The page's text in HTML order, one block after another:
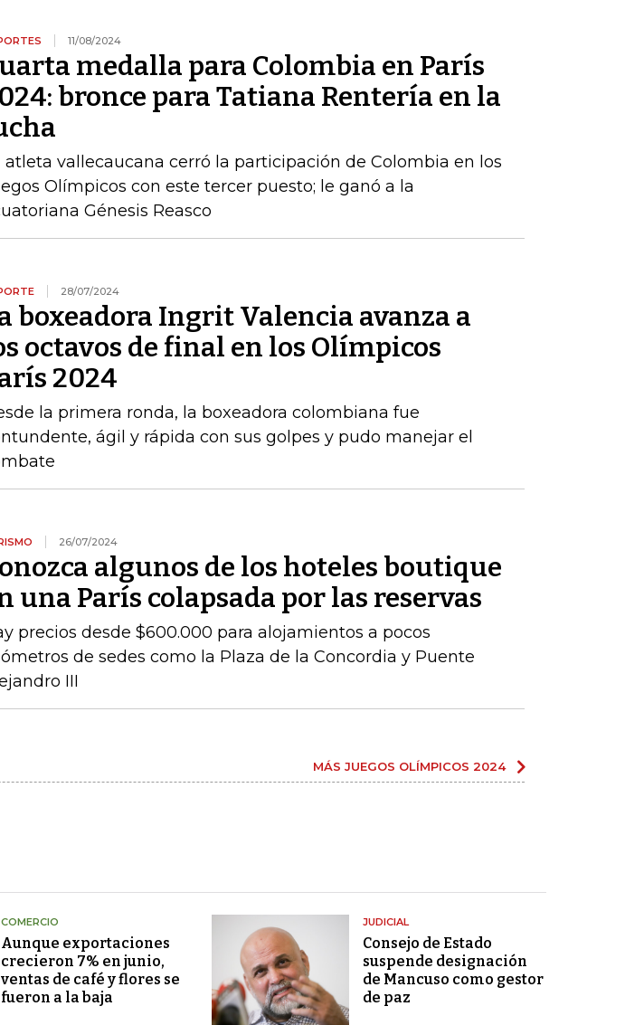
11/08/2024
medalla para Colombia en París
bronce para Tatiana Rentería en la
atleta vallecaucana cerró la participación de Colombia en los
Olímpicos con este tercer puesto; le ganó a la
Génesis Reasco
28/07/2024
boxeadora Ingrit Valencia avanza a
octavos de final en los Olímpicos
2024
la primera ronda, la boxeadora colombiana fue
ágil y rápida con sus golpes y pudo manejar el
26/07/2024
algunos de los hoteles boutique
una París colapsada por las reservas
precios desde $600.000 para alojamientos a pocos
de sedes como la Plaza de la Concordia y Puente
III
MÁS JUEGOS OLÍMPICOS 2024
COMERCIO
Aunque exportaciones
crecieron 7% en junio,
ventas de café y flores se
fueron a la baja
JUDICIAL
Consejo de Estado
suspende designación
de Mancuso como gestor
de paz